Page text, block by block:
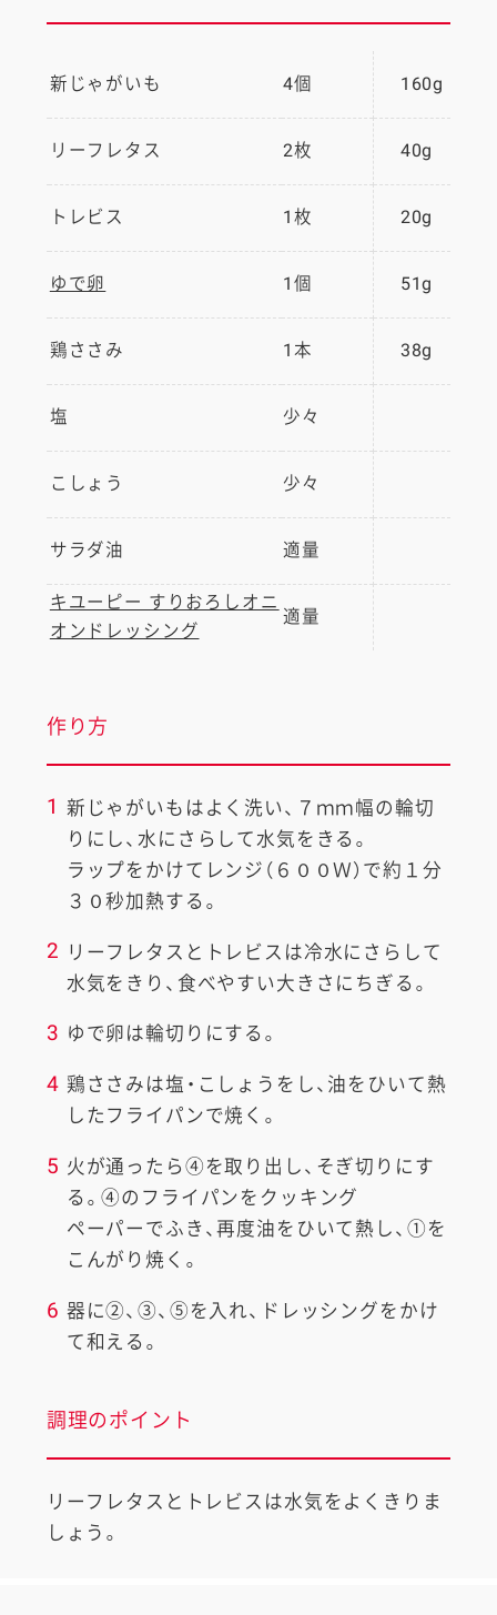
新じゃがいも 4個 160g
リーフレタス 2枚 40g
トレビス 1枚 20g
ゆで卵 1個 51g
鶏ささみ 1本 38g
塩 少々
こしょう 少々
サラダ油 適量
キユーピー すりおろしオニ
オンドレッシング
適量
作り方
1 新じゃがいもはよく洗い、７ｍｍ幅の輪切
りにし、水にさらして水気をきる。
ラップをかけてレンジ（６００Ｗ）で約１分
３０秒加熱する。
2 リーフレタスとトレビスは冷水にさらして
水気をきり、食べやすい大きさにちぎる。
3 ゆで卵は輪切りにする。
4 鶏ささみは塩・こしょうをし、油をひいて熱
したフライパンで焼く。
5 火が通ったら④を取り出し、そぎ切りにす
る。④のフライパンをクッキング
ペーパーでふき、再度油をひいて熱し、①を
こんがり焼く。
6 器に②、③、⑤を入れ、ドレッシングをかけ
て和える。
調理のポイント
リーフレタスとトレビスは水気をよくきりま
しょう。